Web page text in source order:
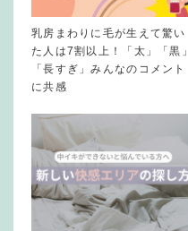
乳房まわりに毛が生えて驚い
た人は7割以上！「太」「黒」
「長すぎ」みんなのコメント
に共感